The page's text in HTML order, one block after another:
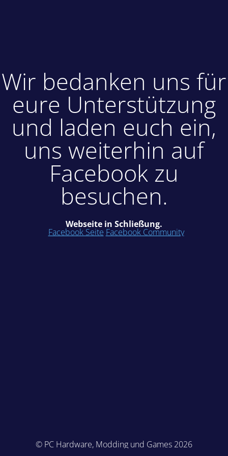
Wir bedanken uns für
eure Unterstützung
und laden euch ein,
uns weiterhin auf
Facebook zu
besuchen.
Webseite in Schließung.
Facebook Seite Facebook Community
© PC Hardware, Modding und Games 2026